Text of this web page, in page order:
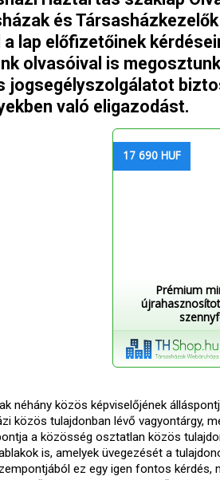
és
lap előfizetőinek
olvasóival is
jogsegélyszolgálatot
való eligazodást.
17 690 HUF
Prémium
néhány közös képviselőjének
közös tulajdonban lévő vagyontárgy,
a közösség osztatlan közös
is, amelyek üvegezését a
ez egy igen fontos